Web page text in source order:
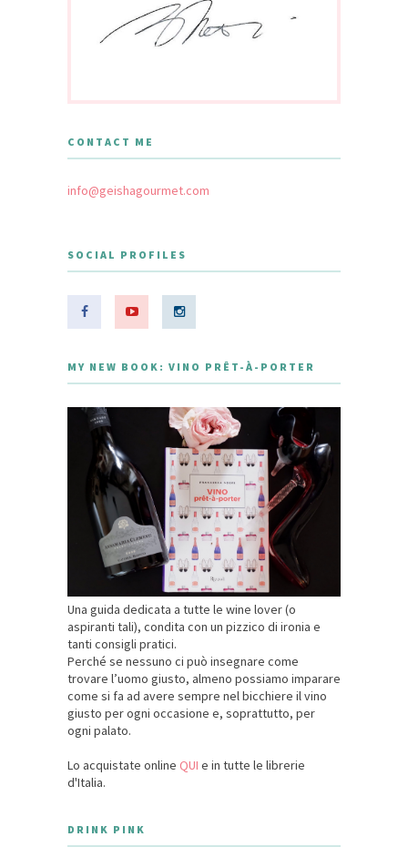
CONTACT ME
info@geishagourmet.com
SOCIAL PROFILES
MY NEW BOOK: VINO PRÊT-À-PORTER
Una guida dedicata a tutte le wine lover (o
aspiranti tali), condita con un pizzico di ironia e
tanti consigli pratici.
Perché se nessuno ci può insegnare come
trovare l’uomo giusto, almeno possiamo imparare
come si fa ad avere sempre nel bicchiere il vino
giusto per ogni occasione e, soprattutto, per
ogni palato.
Lo acquistate online QUI e in tutte le librerie
d'Italia.
DRINK PINK